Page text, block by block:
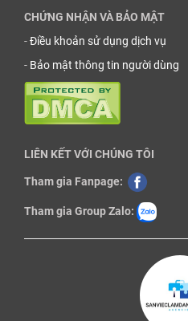
CHỨNG NHẬN VÀ BẢO MẬT
-Điều khoản sử dụng dịch vụ
- Bảo mật thông tin người dùng
LIÊN KẾT VỚI CHÚNG TÔI
Tham gia Fanpage:
Tham gia Group Zalo: